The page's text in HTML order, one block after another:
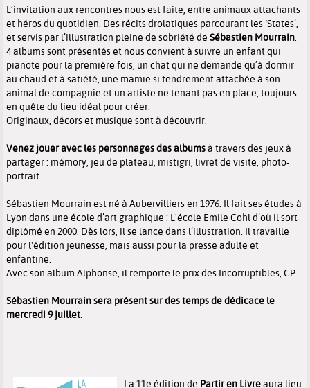
L’invitation aux rencontres nous est faite, entre animaux attachants
et héros du quotidien. Des récits drolatiques parcourant les ‘States’,
et servis par l’illustration pleine de sobriété de Sébastien Mourrain.
4 albums sont présentés et nous convient à suivre un enfant qui
pianote pour la première fois, un chat qui ne demande qu’à dormir
au chaud et à satiété, une mamie si tendrement attachée à son
animal de compagnie et un artiste ne tenant pas en place, toujours
en quête du lieu idéal pour créer.
Originaux, décors et musique sont à découvrir.
Venez jouer avec les personnages des albumsà travers des jeux à
partager : mémory, jeu de plateau, mistigri, livret de visite, photo-
portrait...
Sébastien Mourrain est né à Aubervilliers en 1976. Il fait ses études à
Lyon dans une école d’art graphique : L'école Emile Cohl d’où il sort
diplômé en 2000. Dès lors, il se lance dans l’illustration. Il travaille
pour l'édition jeunesse, mais aussi pour la presse adulte et
enfantine.
Avec son album Alphonse, il remporte le prix des Incorruptibles, CP.
Sébastien Mourrain sera présent sur des temps de dédicace le
mercredi 9 juillet.
La 11e édition de Partir en Livreaura lieu